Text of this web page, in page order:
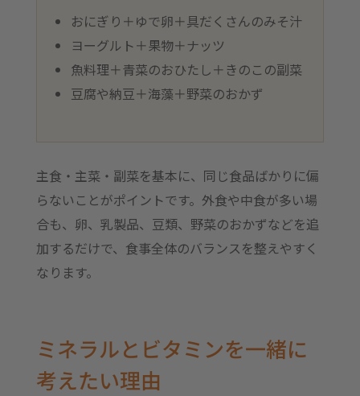
おにぎり＋ゆで卵＋具だくさんのみそ汁
ヨーグルト＋果物＋ナッツ
魚料理＋青菜のおひたし＋きのこの副菜
豆腐や納豆＋海藻＋野菜のおかず
主食・主菜・副菜を基本に、同じ食品ばかりに偏
らないことがポイントです。外食や中食が多い場
合も、卵、乳製品、豆類、野菜のおかずなどを追
加するだけで、食事全体のバランスを整えやすく
なります。
ミネラルとビタミンを一緒に
考えたい理由